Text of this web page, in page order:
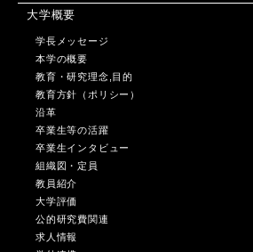
大学概要
学長メッセージ
本学の概要
教育・研究理念,目的
教育方針（ポリシー）
沿革
卒業生等の活躍
卒業生インタビュー
組織図・定員
教員紹介
大学評価
公的研究費関連
求人情報